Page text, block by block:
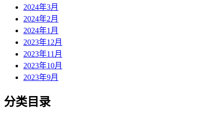
2024年3月
2024年2月
2024年1月
2023年12月
2023年11月
2023年10月
2023年9月
分类目录